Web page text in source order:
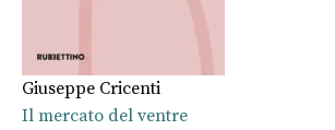
Giuseppe Cricenti
Il mercato del ventre